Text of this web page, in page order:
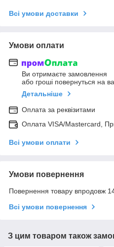
Всі умови доставки
Умови оплати
Ви отримаєте замовлення
або гроші повернуться на
Детальніше
Оплата за реквізитами
Оплата VISA/Mastercard,
Всі умови оплати
Умови повернення
Повернення товару впродовж
Всі умови повернення
З цим товаром також